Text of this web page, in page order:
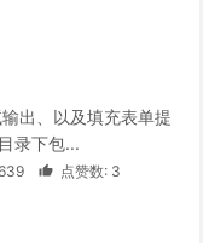
出、以及填充表单提
录下包...
点赞数: 3